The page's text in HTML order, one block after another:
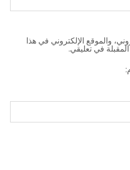
والموقع الإلكتروني في هذا
في تعليقي.